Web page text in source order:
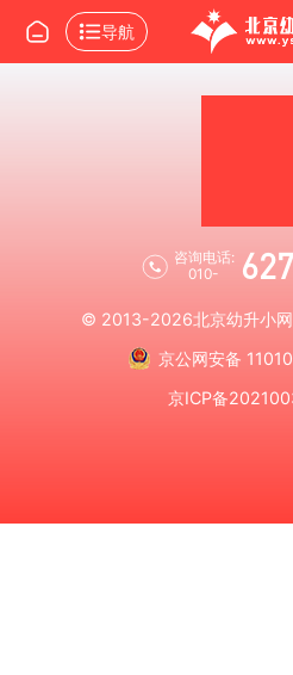
导航
咨询电话:
010-
© 2013-2026北京幼升小网
京公网安备
京ICP备